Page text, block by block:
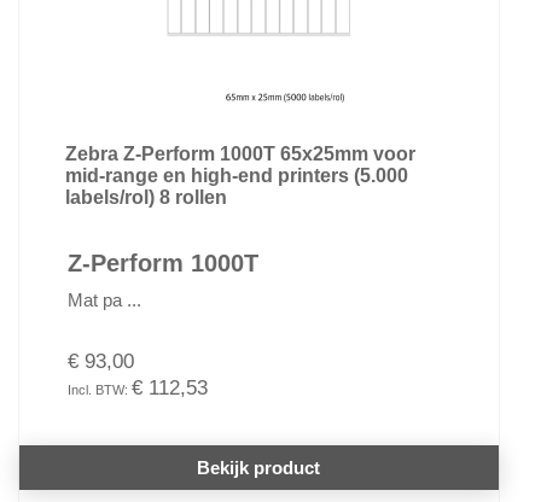
Zebra Z-Perform 1000T 65x25mm voor
mid-range en high-end printers (5.000
labels/rol) 8 rollen
Z-Perform 1000T
Mat pa ...
€ 93,00
€ 112,53
Bekijk product